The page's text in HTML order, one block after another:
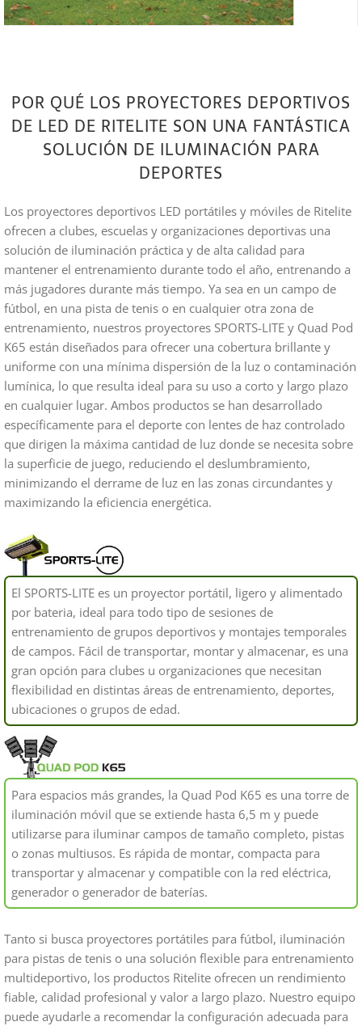
POR QUÉ LOS PROYECTORES DEPORTIVOS
DE LED DE RITELITE SON UNA FANTÁSTICA
SOLUCIÓN DE ILUMINACIÓN PARA
DEPORTES
Los proyectores deportivos LED portátiles y móviles de Ritelite
ofrecen a clubes, escuelas y organizaciones deportivas una
solución de iluminación práctica y de alta calidad para
mantener el entrenamiento durante todo el año, entrenando a
más jugadores durante más tiempo. Ya sea en un campo de
fútbol, en una pista de tenis o en cualquier otra zona de
entrenamiento, nuestros proyectores SPORTS-LITE y Quad Pod
K65 están diseñados para ofrecer una cobertura brillante y
uniforme con una mínima dispersión de la luz o contaminación
lumínica, lo que resulta ideal para su uso a corto y largo plazo
en cualquier lugar. Ambos productos se han desarrollado
específicamente para el deporte con lentes de haz controlado
que dirigen la máxima cantidad de luz donde se necesita sobre
la superficie de juego, reduciendo el deslumbramiento,
minimizando el derrame de luz en las zonas circundantes y
maximizando la eficiencia energética.
El SPORTS-LITE es un proyector portátil, ligero y alimentado
por bateria, ideal para todo tipo de sesiones de
entrenamiento de grupos deportivos y montajes temporales
de campos. Fácil de transportar, montar y almacenar, es una
gran opción para clubes u organizaciones que necesitan
flexibilidad en distintas áreas de entrenamiento, deportes,
ubicaciones o grupos de edad.
Para espacios más grandes, la Quad Pod K65 es una torre de
iluminación móvil que se extiende hasta 6,5 m y puede
utilizarse para iluminar campos de tamaño completo, pistas
o zonas multiusos. Es rápida de montar, compacta para
transportar y almacenar y compatible con la red eléctrica,
generador o generador de baterías.
Tanto si busca proyectores portátiles para fútbol, iluminación
para pistas de tenis o una solución flexible para entrenamiento
multideportivo, los productos Ritelite ofrecen un rendimiento
fiable, calidad profesional y valor a largo plazo. Nuestro equipo
puede ayudarle a recomendar la configuración adecuada para